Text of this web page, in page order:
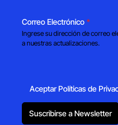
Correo Electrónico *
Ingrese su dirección de correo
a nuestras actualizaciones.
Aceptar Políticas de
Suscribirse a Newsletter